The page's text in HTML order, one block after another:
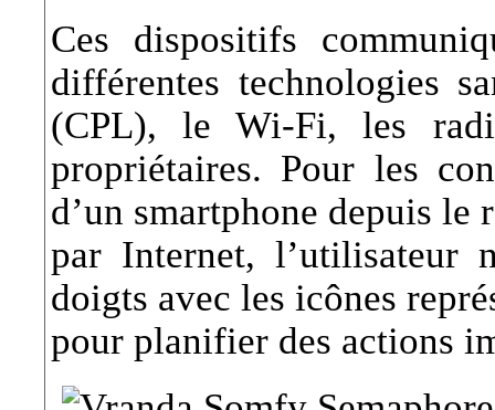
Ces dispositifs
différentes technologies
(CPL), le Wi-Fi, les
propriétaires. Pour les
d’un smartphone depuis le
par Internet, l’utilisateur
doigts avec les icônes
pour planifier des actions